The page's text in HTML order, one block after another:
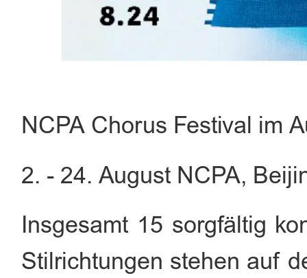
NCPA Chorus Festival im
2. - 24. August NCPA,
Insgesamt 15 sorgfältig
Stilrichtungen stehen auf